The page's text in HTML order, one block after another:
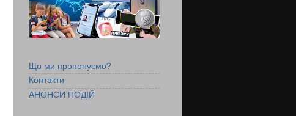
Що ми пропонуємо?
Контакти
АНОНСИ ПОДІЙ